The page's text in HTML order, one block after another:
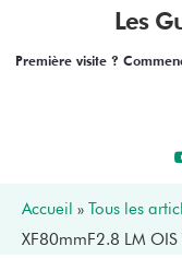
Les
Première visite ?
Accueil » Tous les
XF80mmF2.8 LM OIS